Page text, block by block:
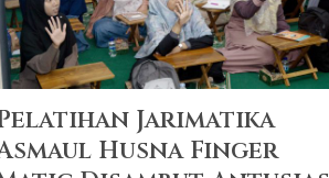
Jarimatika
Husna Finger